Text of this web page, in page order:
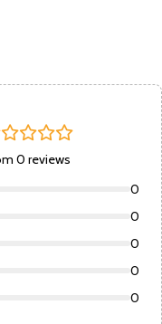
0 reviews
0
0
0
0
0